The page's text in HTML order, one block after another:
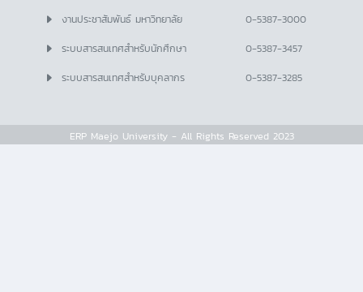
งานประชาสัมพันธ์ มหาวิทยาลัย
0-5387-3000
ระบบสารสนเทศสำหรับนักศึกษา
0-5387-3457
ระบบสารสนเทศสำหรับบุคลากร
0-5387-3285
ERP Maejo University - All Rights Reserved 2023